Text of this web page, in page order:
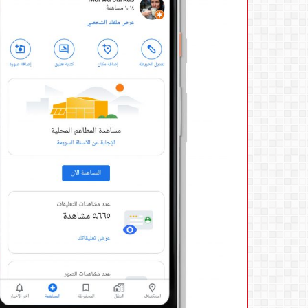
الجهاز
لتنظيم
الاتصالات
يعلن
إعادة
خدمة
«أرقامي»
عبر
تطبيق
NTRA
بحل
فني
مؤقت
لحين
6 أغسطس، 2026
الجهاز القومي
إعادة إتاحة خدمة
استكمال التحديثات